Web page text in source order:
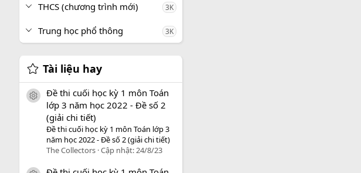
THCS (chương trình mới) 3K
Trung học phổ thông 3K
Tài liệu hay
icon tài liệu
Đề thi cuối học kỳ 1 môn Toán
lớp 3 năm học 2022 - Đề số 2
(giải chi tiết)
Đề thi cuối học kỳ 1 môn Toán lớp 3
năm học 2022 - Đề số 2 (giải chi tiết)
The Collectors Cập nhật:24/8/23